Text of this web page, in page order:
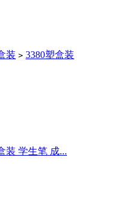
装 > 3380塑盒装
装 学生笔 成...